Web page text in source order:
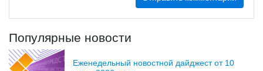
Популярные новости
Еженедельный новостной дайджест от 10